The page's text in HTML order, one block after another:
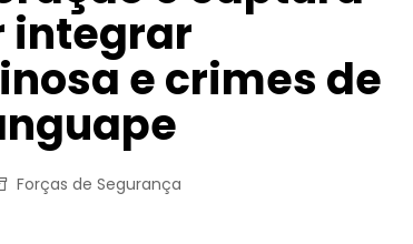
integrar
e crimes de
Forças de Segurança